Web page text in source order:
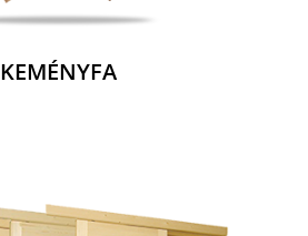
KEMÉNYFA